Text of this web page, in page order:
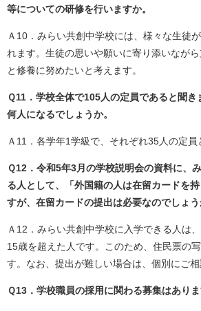
等についての研修を行いますか。
Ａ10．みらい共創中学校には、様々な生徒
れます。生徒の思いや願いに寄り添いなが
と修養に努めたいと考えます。
Ｑ11．学校全体で105人の定員であると聞
何人になるでしょうか。
Ａ11．各学年1学級で、それぞれ35人の定員
Ｑ12．令和5年3月の学校説明会の資料に、
る人として、「外国籍の人は在留カードを
すが、在留カードの提出は必要なのでしょう
Ａ12．みらい共創中学校に入学できる人は
15歳を超えた人です。このため、住民票の
す。なお、提出が難しい場合は、個別にご相
Ｑ13．学校職員の採用に関わる募集はありま